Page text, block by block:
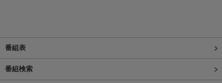
番組表
番組検索